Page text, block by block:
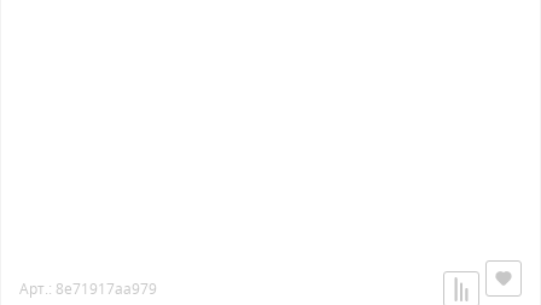
Арт.: 8e71917aa979